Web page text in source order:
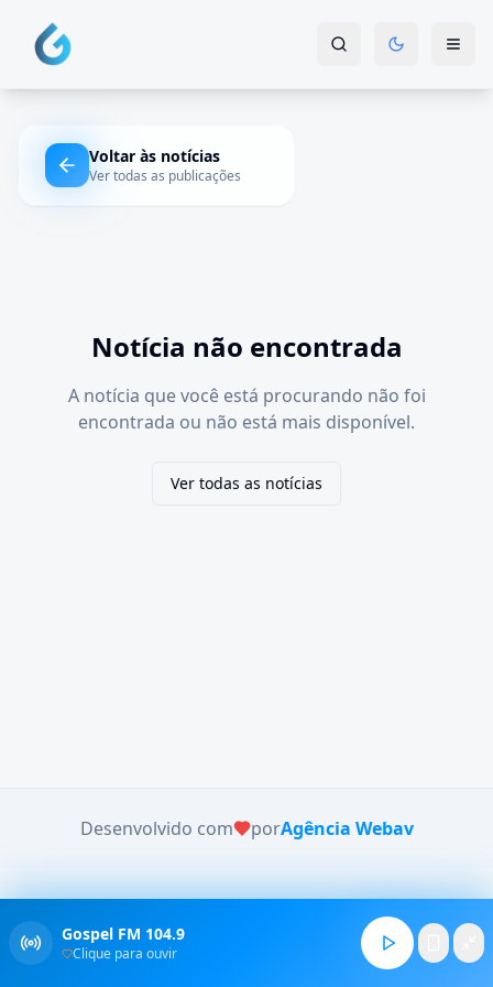
Voltar às notícias
Ver todas as publicações
Notícia não encontrada
A notícia que você está procurando não foi
encontrada ou não está mais disponível.
Ver todas as notícias
Desenvolvido com porAgência Webav
Gospel FM 104.9
Clique para ouvir